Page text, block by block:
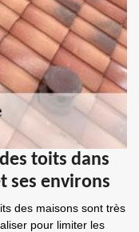
toits dans
ses environs
des maisons sont très
pour limiter les